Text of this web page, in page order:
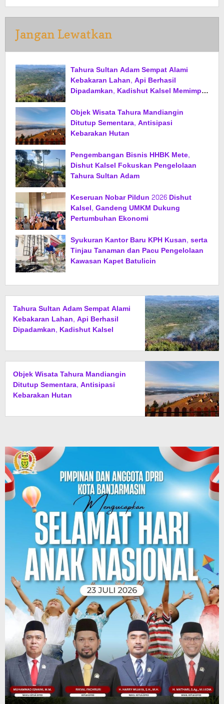
Jangan Lewatkan
Tahura Sultan Adam Sempat Alami
Kebakaran Lahan, Api Berhasil
Dipadamkan, Kadishut Kalsel Memimpin
Objek Wisata Tahura Mandiangin
Ditutup Sementara, Antisipasi
Kebarakan Hutan
Pengembangan Bisnis HHBK Mete,
Dishut Kalsel Fokuskan Pengelolaan
Tahura Sultan Adam
Keseruan Nobar Pildun 2026 Dishut
Kalsel, Gandeng UMKM Dukung
Pertumbuhan Ekonomi
Syukuran Kantor Baru KPH Kusan, serta
Tinjau Tanaman dan Pacu Pengelolaan
Kawasan Kapet Batulicin
Tahura Sultan Adam Sempat Alami
Kebakaran Lahan, Api Berhasil
Dipadamkan, Kadishut Kalsel
Lapangan
Objek Wisata Tahura Mandiangin
Ditutup Sementara, Antisipasi
Kebarakan Hutan